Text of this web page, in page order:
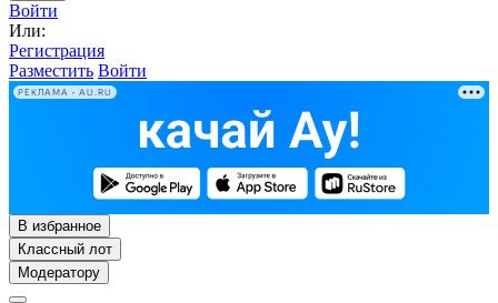
Войти
Или:
Регистрация
Разместить Войти
РЕКЛАМА • AU.RU
В избранное
Классный лот
Модератору